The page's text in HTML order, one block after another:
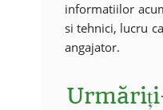
informatiilor
si tehnici, lucru
angajator.